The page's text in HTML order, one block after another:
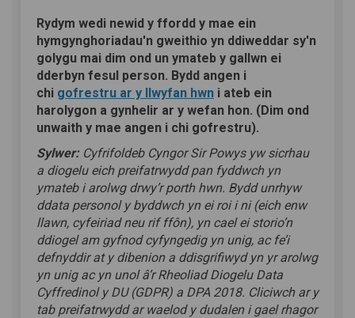
Rydym wedi newid y ffordd y mae ein
hymgynghoriadau'n gweithio yn ddiweddar sy'n
golygu mai dim ond un ymateb y gallwn ei
dderbyn fesul person. Bydd angen i
chi gofrestru ar y llwyfan hwn i ateb ein
harolygon a gynhelir ar y wefan hon. (Dim ond
unwaith y mae angen i chi gofrestru).
Sylwer: Cyfrifoldeb Cyngor Sir Powys yw sicrhau
a diogelu eich preifatrwydd pan fyddwch yn
ymateb i arolwg drwy’r porth hwn. Bydd unrhyw
ddata personol y byddwch yn ei roi i ni (eich enw
llawn, cyfeiriad neu rif ffôn), yn cael ei storio’n
ddiogel am gyfnod cyfyngedig yn unig, ac fe’i
defnyddir at y dibenion a ddisgrifiwyd yn yr arolwg
yn unig ac yn unol â’r Rheoliad Diogelu Data
Cyffredinol y DU (GDPR) a DPA 2018. Cliciwch ar y
tab preifatrwydd ar waelod y dudalen i gael rhagor